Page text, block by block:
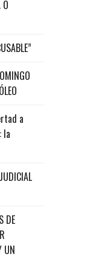
a
la
DE
UN